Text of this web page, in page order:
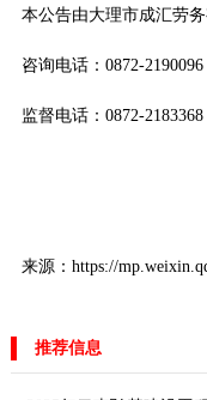
本公告由大理市成汇劳务
咨询电话：0872-2190096
监督电话：0872-2183368
来源：https://
推荐信息